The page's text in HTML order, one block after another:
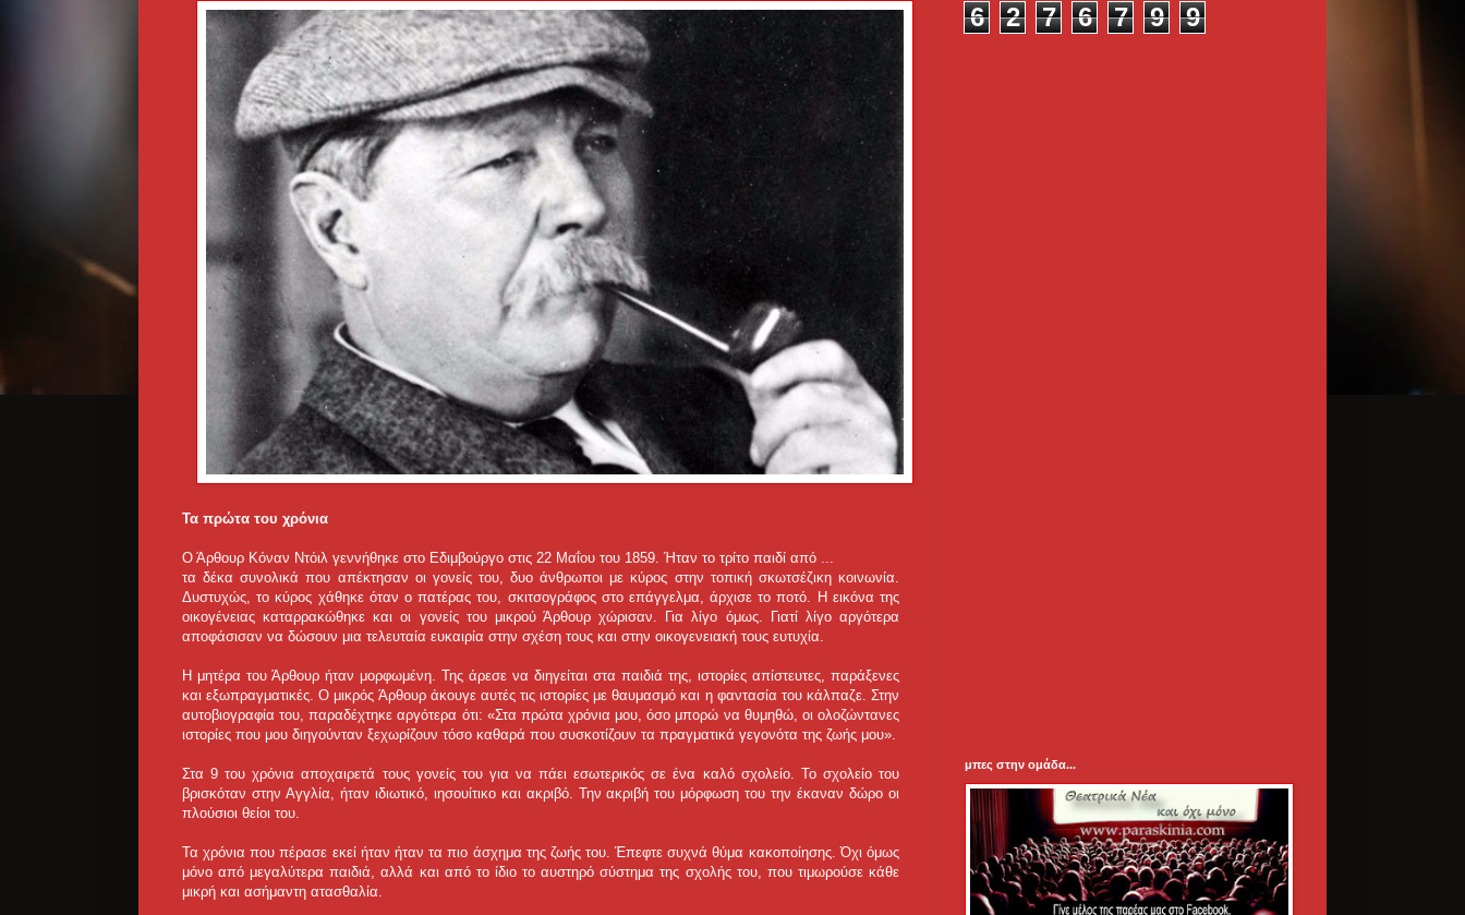
Τα πρώτα του χρόνια
Ο Άρθουρ Κόναν Ντόιλ γεννήθηκε στο Εδιμβούργο στις 22 Μαΐου του 1859. Ήταν το τρίτο παιδί από ...
τα δέκα συνολικά που απέκτησαν οι γονείς του, δυο άνθρωποι με κύρος στην τοπική σκωτσέζικη κοινωνία.
Δυστυχώς, το κύρος χάθηκε όταν ο πατέρας του, σκιτσογράφος στο επάγγελμα, άρχισε το ποτό. Η εικόνα της
οικογένειας καταρρακώθηκε και οι γονείς του μικρού Άρθουρ χώρισαν. Για λίγο όμως. Γιατί λίγο αργότερα
αποφάσισαν να δώσουν μια τελευταία ευκαιρία στην σχέση τους και στην οικογενειακή τους ευτυχία.
Η μητέρα του Άρθουρ ήταν μορφωμένη. Της άρεσε να διηγείται στα παιδιά της, ιστορίες απίστευτες, παράξενες
και εξωπραγματικές. Ο μικρός Άρθουρ άκουγε αυτές τις ιστορίες με θαυμασμό και η φαντασία του κάλπαζε. Στην
αυτοβιογραφία του, παραδέχτηκε αργότερα ότι: «Στα πρώτα χρόνια μου, όσο μπορώ να θυμηθώ, οι ολοζώντανες
ιστορίες που μου διηγούνταν ξεχωρίζουν τόσο καθαρά που συσκοτίζουν τα πραγματικά γεγονότα της ζωής μου».
Στα 9 του χρόνια αποχαιρετά τους γονείς του για να πάει εσωτερικός σε ένα καλό σχολείο. Το σχολείο του
βρισκόταν στην Αγγλία, ήταν ιδιωτικό, ιησουίτικο και ακριβό. Την ακριβή του μόρφωση του την έκαναν δώρο οι
πλούσιοι θείοι του.
Τα χρόνια που πέρασε εκεί ήταν ήταν τα πιο άσχημα της ζωής του. Έπεφτε συχνά θύμα κακοποίησης. Όχι όμως
μόνο από μεγαλύτερα παιδιά, αλλά και από το ίδιο το αυστηρό σύστημα της σχολής του, που τιμωρούσε κάθε
μικρή και ασήμαντη ατασθαλία.
6 2 7 6 7 9 9
μπες στην ομάδα...